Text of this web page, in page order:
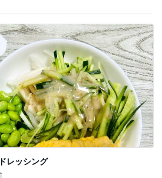
レッシング
記事を読む
れ余命一日の宣告
クス 1日前